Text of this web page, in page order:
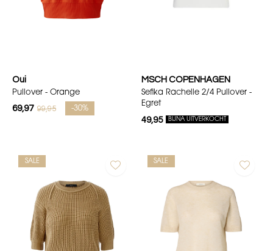
Oui
Pullover - Orange
69,97 99,95 -30%
MSCH COPENHAGEN
Sefika Rachelle 2/4 Pullover -
Egret
49,95 BIJNA UITVERKOCHT
SALE SALE